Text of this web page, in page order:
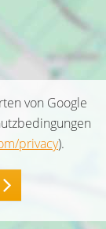
von Google
privacy).